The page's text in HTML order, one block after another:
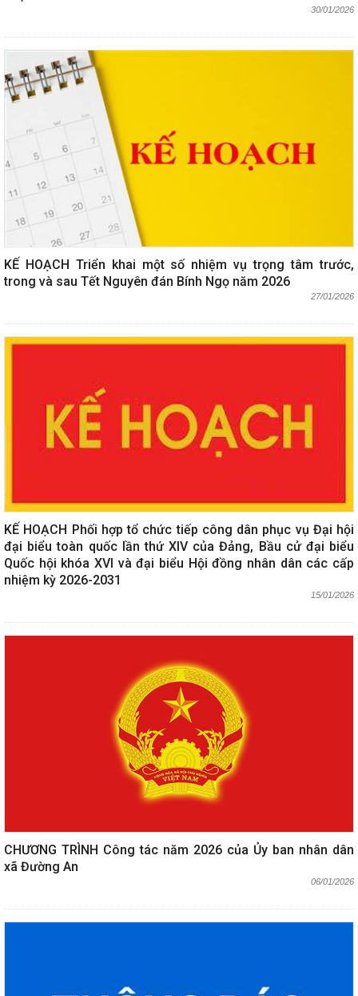
30/01/2026
KẾ HOẠCH Triển khai một số nhiệm vụ trọng tâm trước,
trong và sau Tết Nguyên đán Bính Ngọ năm 2026
27/01/2026
KẾ HOẠCH Phối hợp tổ chức tiếp công dân phục vụ Đại hội
đại biểu toàn quốc lần thứ XIV của Đảng, Bầu cử đại biểu
Quốc hội khóa XVI và đại biểu Hội đồng nhân dân các cấp
nhiệm kỳ 2026-2031
15/01/2026
CHƯƠNG TRÌNH Công tác năm 2026 của Ủy ban nhân dân
xã Đường An
06/01/2026